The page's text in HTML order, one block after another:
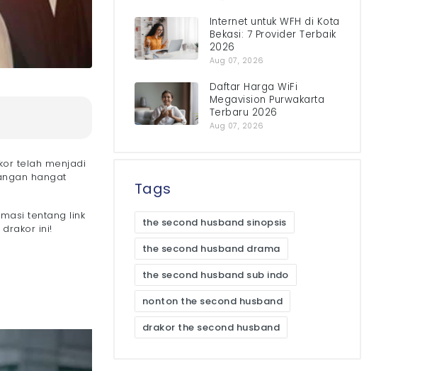
telah menjadi
hangat
tentang link
ini!
Internet untuk WFH di Kota
Bekasi: 7 Provider Terbaik
2026
Aug 07, 2026
Daftar Harga WiFi
Megavision Purwakarta
Terbaru 2026
Aug 07, 2026
Tags
the second husband sinopsis
the second husband drama
the second husband sub indo
nonton the second husband
drakor the second husband